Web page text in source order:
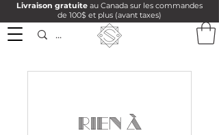
Livraison gratuite au Canada sur les commandes
de 100$ et plus (avant taxes)
Rien à